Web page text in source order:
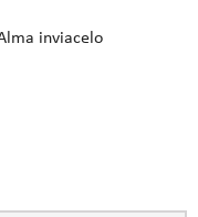
inviacelo